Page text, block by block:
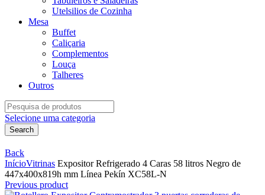
Utelsilios de Cozinha
Mesa
Buffet
Caliçaria
Complementos
Louça
Talheres
Outros
Search
for:
Selecione uma categoria
Search
Back
InícioVitrinas Expositor Refrigerado 4 Caras 58 litros Negro de
447x400x819h mm Línea Pekín XC58L-N
Previous product